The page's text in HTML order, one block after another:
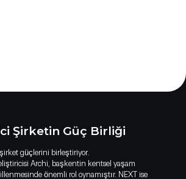
güçlerini birleştiriyor.
Archi, başkentin kentsel yaşam
önemli rol oynamıştır. NEXT ise
Şirketin Güç Birliği